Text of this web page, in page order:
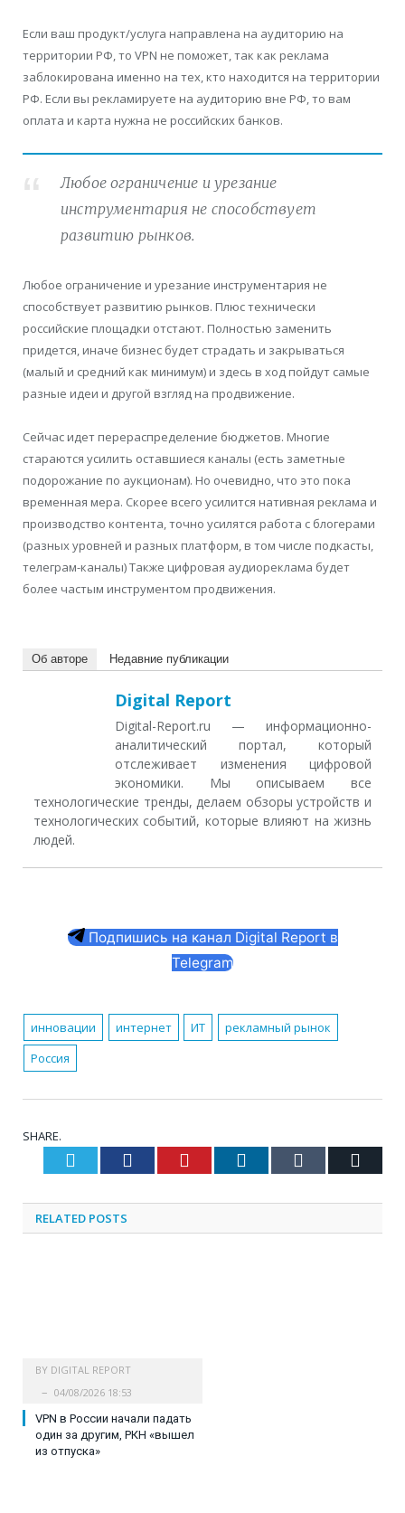
Если ваш продукт/услуга направлена на аудиторию на
территории РФ, то VPN не поможет, так как реклама
заблокирована именно на тех, кто находится на территории
РФ. Если вы рекламируете на аудиторию вне РФ, то вам
оплата и карта нужна не российских банков.
Любое ограничение и урезание
инструментария не способствует
развитию рынков.
Любое ограничение и урезание инструментария не
способствует развитию рынков. Плюс технически
российские площадки отстают. Полностью заменить
придется, иначе бизнес будет страдать и закрываться
(малый и средний как минимум) и здесь в ход пойдут самые
разные идеи и другой взгляд на продвижение.
Сейчас идет перераспределение бюджетов. Многие
стараются усилить оставшиеся каналы (есть заметные
подорожание по аукционам). Но очевидно, что это пока
временная мера. Скорее всего усилится нативная реклама и
производство контента, точно усилятся работа с блогерами
(разных уровней и разных платформ, в том числе подкасты,
телеграм-каналы) Также цифровая аудиореклама будет
более частым инструментом продвижения.
Об авторе Недавние публикации
Digital Report
Digital-Report.ru — информационно-
аналитический портал, который
отслеживает изменения цифровой
экономики. Мы описываем все
технологические тренды, делаем обзоры устройств и
технологических событий, которые влияют на жизнь
людей.
Подпишись на канал Digital Report в
Telegram
инновации интернет ИТ
рекламный рынок
Россия
SHARE.
Twitter Facebook Pinterest LinkedIn Tumblr
RELATED POSTS
BY DIGITAL REPORT
04/08/2026 18:53
VPN в России начали падать
один за другим, РКН «вышел
из отпуска»